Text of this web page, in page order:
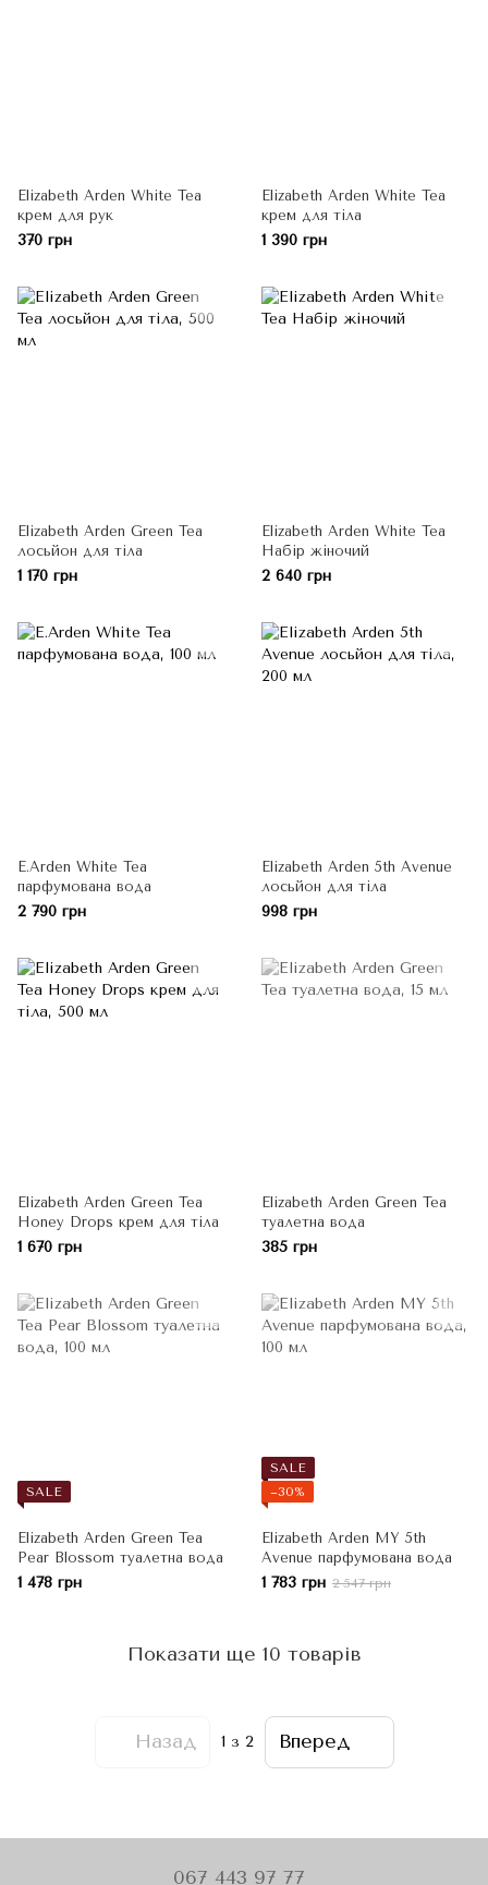
Elizabeth Arden White Tea
крем для рук
370 грн
Elizabeth Arden White Tea
крем для тіла
1 390 грн
Elizabeth Arden Green Tea
лосьйон для тіла
1 170 грн
Elizabeth Arden White Tea
Набір жіночий
2 640 грн
E.Arden White Tea
парфумована вода
2 790 грн
Elizabeth Arden 5th Avenue
лосьйон для тіла
998 грн
Elizabeth Arden Green Tea
Honey Drops крем для тіла
1 670 грн
Elizabeth Arden Green Tea
туалетна вода
385 грн
SALE
Elizabeth Arden Green Tea
Pear Blossom туалетна вода
1 478 грн
SALE
−30%
Elizabeth Arden MY 5th
Avenue парфумована вода
1 783 грн 2 547 грн
Показати ще 10 товарів
Назад 1 з 2 Вперед
067 443 97 77